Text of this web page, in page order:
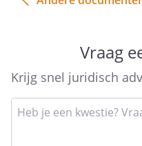
stevige
geen vloeistoffen
stopt
volle
vuilniszakken
Vraag
Krijg snel juridisch